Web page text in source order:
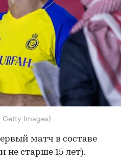
Getty Images)
матч в составе
старше 15 лет).